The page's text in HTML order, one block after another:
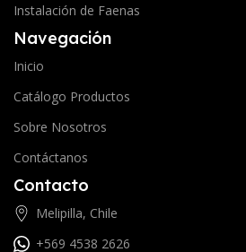
Instalación de Faenas
Navegación
Inicio
Catálogo Productos
Sobre Nosotros
Contáctanos
Contacto
Melipilla, Chile
+569 4538 2626